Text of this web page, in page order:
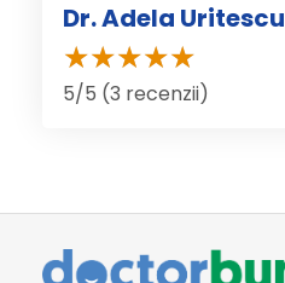
Dr. Adela Uritescu
5/5 (3 recenzii)